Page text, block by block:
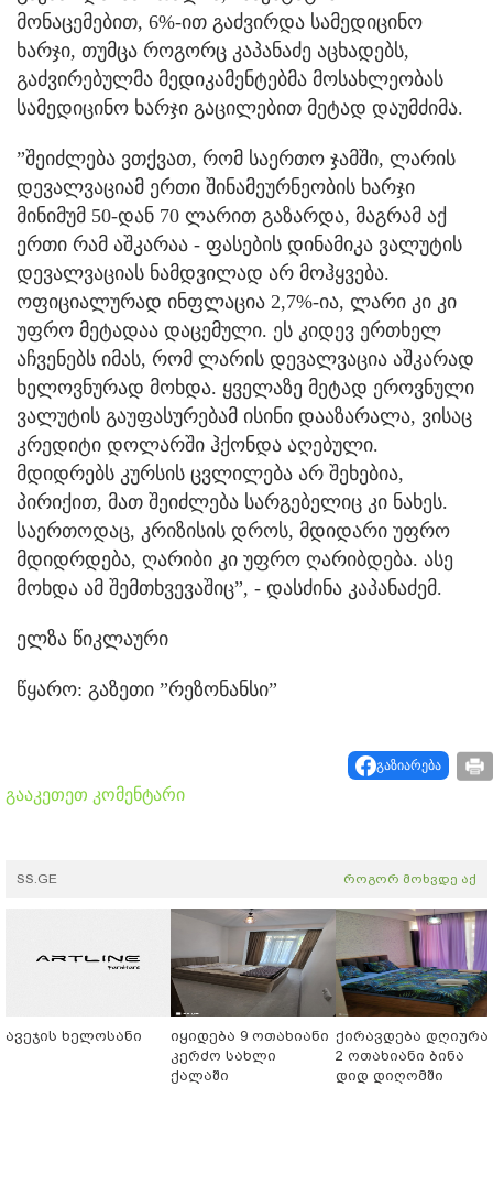
მონაცემებით, 6%-ით გაძვირდა სამედიცინო
ხარჯი, თუმცა როგორც კაპანაძე აცხადებს,
გაძვირებულმა მედიკამენტებმა მოსახლეობას
სამედიცინო ხარჯი გაცილებით მეტად დაუმძიმა.
”შეიძლება ვთქვათ, რომ საერთო ჯამში, ლარის
დევალვაციამ ერთი შინამეურნეობის ხარჯი
მინიმუმ 50-დან 70 ლარით გაზარდა, მაგრამ აქ
ერთი რამ აშკარაა - ფასების დინამიკა ვალუტის
დევალვაციას ნამდვილად არ მოჰყვება.
ოფიციალურად ინფლაცია 2,7%-ია, ლარი კი კი
უფრო მეტადაა დაცემული. ეს კიდევ ერთხელ
აჩვენებს იმას, რომ ლარის დევალვაცია აშკარად
ხელოვნურად მოხდა. ყველაზე მეტად ეროვნული
ვალუტის გაუფასურებამ ისინი დააზარალა, ვისაც
კრედიტი დოლარში ჰქონდა აღებული.
მდიდრებს კურსის ცვლილება არ შეხებია,
პირიქით, მათ შეიძლება სარგებელიც კი ნახეს.
საერთოდაც, კრიზისის დროს, მდიდარი უფრო
მდიდრდება, ღარიბი კი უფრო ღარიბდება. ასე
მოხდა ამ შემთხვევაშიც”, - დასძინა კაპანაძემ.
ელზა წიკლაური
წყარო: გაზეთი ”რეზონანსი”
გაზიარება
გააკეთეთ კომენტარი
SS.GE როგორ მოხვდე აქ
ავეჯის ხელოსანი
იყიდება 9 ოთახიანი
კერძო სახლი
ქალაში
ქირავდება
2 ოთახიანი ბინა
დიდ დიღომში